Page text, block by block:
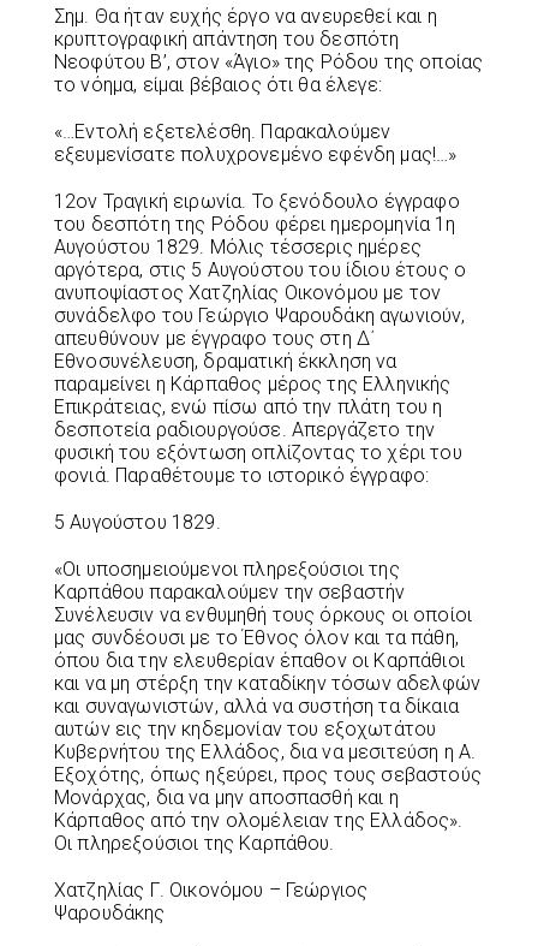
Σημ. Θα ήταν ευχής έργο να ανευρεθεί και η
κρυπτογραφική απάντηση του δεσπότη
Νεοφύτου Β’, στον «Άγιο» της Ρόδου της οποίας
το νόημα, είμαι βέβαιος ότι θα έλεγε:
«…Εντολή εξετελέσθη. Παρακαλούμεν
εξευμενίσατε πολυχρονεμένο εφένδη μας!…»
12ον Τραγική ειρωνία. Το ξενόδουλο έγγραφο
του δεσπότη της Ρόδου φέρει ημερομηνία 1η
Αυγούστου 1829. Μόλις τέσσερις ημέρες
αργότερα, στις 5 Αυγούστου του ίδιου έτους ο
ανυποψίαστος Χατζηλίας Οικονόμου με τον
συνάδελφο του Γεώργιο Ψαρουδάκη αγωνιούν,
απευθύνουν με έγγραφο τους στη Δ΄
Εθνοσυνέλευση, δραματική έκκληση να
παραμείνει η Κάρπαθος μέρος της Ελληνικής
Επικράτειας, ενώ πίσω από την πλάτη του η
δεσποτεία ραδιουργούσε. Απεργάζετο την
φυσική του εξόντωση οπλίζοντας το χέρι του
φονιά. Παραθέτουμε το ιστορικό έγγραφο:
5 Αυγούστου 1829.
«Οι υποσημειούμενοι πληρεξούσιοι της
Καρπάθου παρακαλούμεν την σεβαστήν
Συνέλευσιν να ενθυμηθή τους όρκους οι οποίοι
μας συνδέουσι με το Έθνος όλον και τα πάθη,
όπου δια την ελευθερίαν έπαθον οι Καρπάθιοι
και να μη στέρξη την καταδίκην τόσων αδελφών
και συναγωνιστών, αλλά να συστήση τα δίκαια
αυτών εις την κηδεμονίαν του εξοχωτάτου
Κυβερνήτου της Ελλάδος, δια να μεσιτεύση η Α.
Εξοχότης, όπως ηξεύρει, προς τους σεβαστούς
Μονάρχας, δια να μην αποσπασθή και η
Κάρπαθος από την ολομέλειαν της Ελλάδος».
Οι πληρεξούσιοι της Καρπάθου.
Χατζηλίας Γ. Οικονόμου – Γεώργιος
Ψαρουδάκης